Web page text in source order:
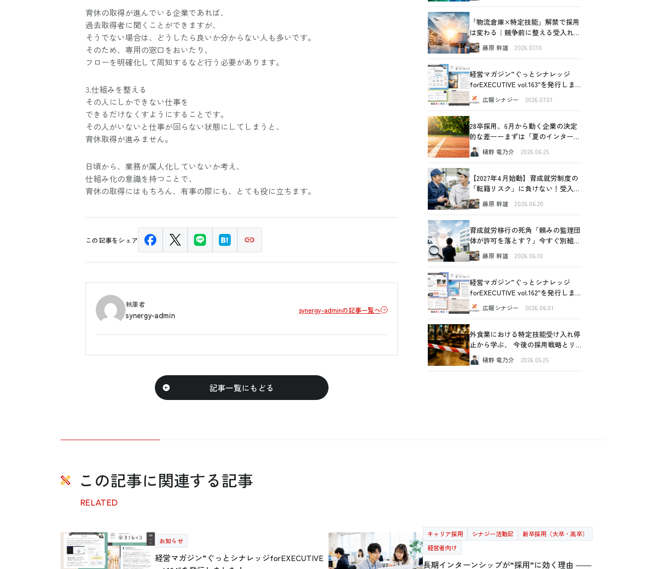
育休の取得が進んでいる企業であれば、
過去取得者に聞くことができますが、
そうでない場合は、どうしたら良いか分からない人も多いです。
そのため、専用の窓口をおいたり、
フローを明確化して周知するなど行う必要があります。
3.仕組みを整える
その人にしかできない仕事を
できるだけなくすようにすることです。
その人がいないと仕事が回らない状態にしてしまうと、
育休取得が進みません。
日頃から、業務が属人化していないか考え、
仕組み化の意識を持つことで、
育休の取得にはもちろん、有事の際にも、とても役に立ちます。
この記事をシェア
執筆者
synergy-admin synergy-adminの記事一覧へ
記事一覧にもどる
「物流倉庫×特定技能」解禁で採用
は変わる｜競争前に整える受入れ設
計の全体像
藤原 幹雄 2026.07.10
経営マガジン”ぐっとシナレッジ
forEXECUTIVE vol.163″を発行しま
した！広報シナジー 2026.07.01
28卒採用、6月から動く企業の決定
的な差ーーまずは「夏のインターン
シップ」から始めてみませんか
樋野 竜乃介 2026.06.25
【2027年4月始動】育成就労制度の
「転籍リスク」に負けない！受入企
業が今すぐできるリアルな対策
藤原 幹雄 2026.06.20
育成就労移行の死角「頼みの監理団
体が許可を落とす？」今すぐ別組織
の内部事情に切り込むべき理由と、
確認すべき4つの重要ポイント
藤原 幹雄 2026.06.10
経営マガジン”ぐっとシナレッジ
forEXECUTIVE vol.162″を発行しま
した！広報シナジー 2026.06.01
外食業における特定技能受け入れ停
止から学ぶ、 今後の採用戦略とリ
スク管理樋野 竜乃介 2026.05.25
この記事に関連する記事
RELATED
お知らせ
経営マガジン”ぐっとシナレッジforEXECUTIVE
キャリア採用 シナジー活動記
新卒採用（大卒・高卒）
経営者向け
長期インターンシップが“採用”に効く理由 ――